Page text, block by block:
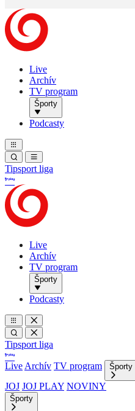
Live
Archív
TV program
Športy
Podcasty
Tipsport liga
Live
Archív
TV program
Športy
Podcasty
Tipsport liga
Live Archív TV program Športy
JOJ JOJ PLAY NOVINY
Športy